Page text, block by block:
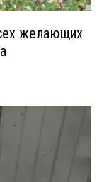
желающих